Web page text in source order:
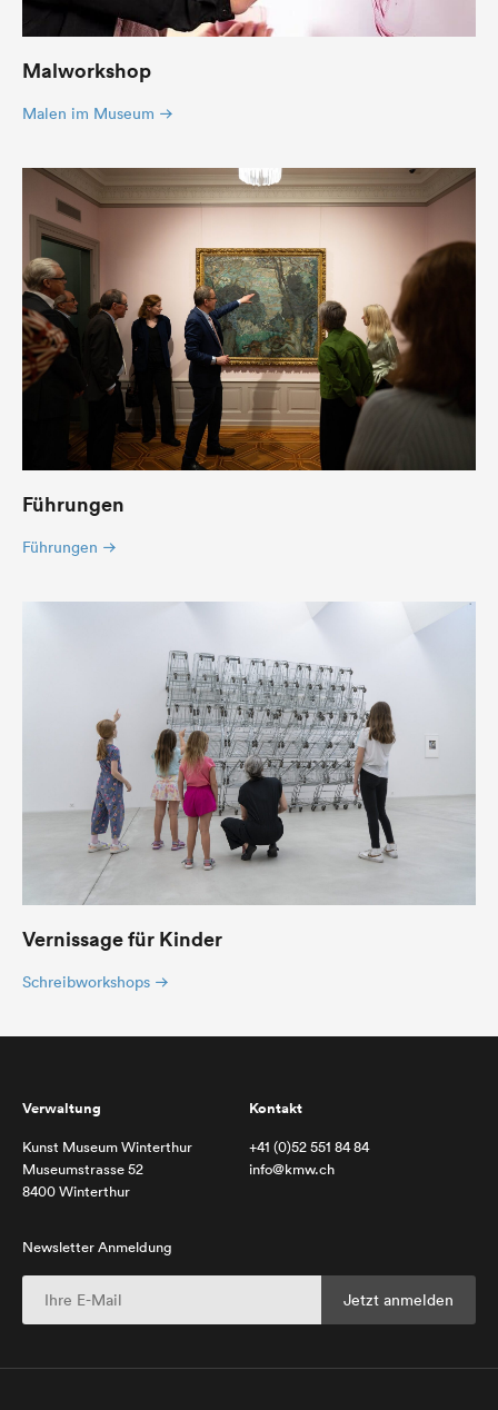
Malworkshop
Malen im Museum
Führungen
Führungen
Vernissage für Kinder
Schreibworkshops
Verwaltung
Kunst Museum Winterthur
Museumstrasse 52
8400 Winterthur
Kontakt
+41 (0)52 551 84 84
info@kmw.ch
Newsletter Anmeldung